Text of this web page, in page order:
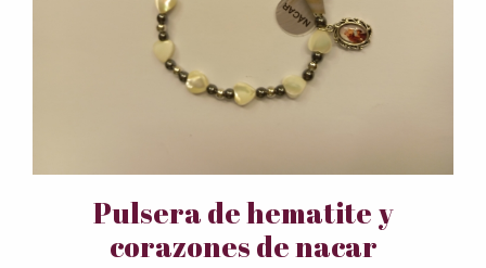
Pulsera de hematite y
corazones de nacar